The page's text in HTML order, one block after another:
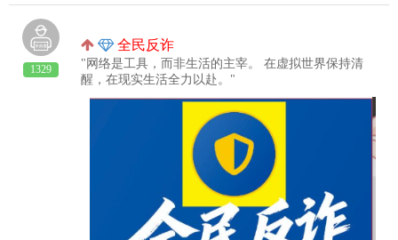
1329
全民反诈
"网络是工具，而非生活的主宰。 在虚拟世界保持清
醒，在现实生活全力以赴。"